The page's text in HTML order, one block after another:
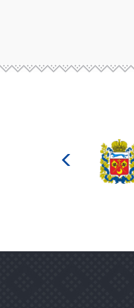
Министерство
культуры
Российской
федерации